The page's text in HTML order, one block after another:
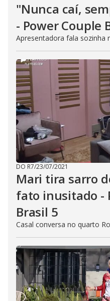
"Nunca caí,
- Power Couple
Apresentadora fala sozinha
DO R7/23/07/2021
Mari tira sarro
fato inusitado -
Brasil 5
Casal conversa no quarto